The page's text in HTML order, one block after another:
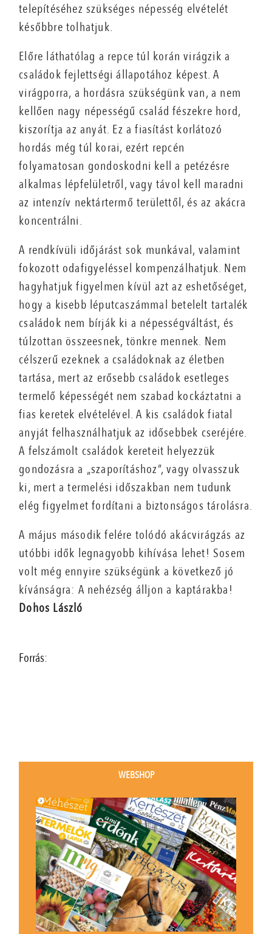
telepítéséhez szükséges népesség elvételét
későbbre tolhatjuk.
Előre láthatólag a repce túl korán virágzik a
családok fejlettségi állapotához képest. A
virágporra, a hordásra szükségünk van, a nem
kellően nagy népességű család fészekre hord,
kiszorítja az anyát. Ez a fiasítást korlátozó
hordás még túl korai, ezért repcén
folyamatosan gondoskodni kell a petézésre
alkalmas lépfelületről, vagy távol kell maradni
az intenzív nektártermő területtől, és az akácra
koncentrálni.
A rendkívüli időjárást sok munkával, valamint
fokozott odafigyeléssel kompenzálhatjuk. Nem
hagyhatjuk figyelmen kívül azt az eshetőséget,
hogy a kisebb léputcaszámmal betelelt tartalék
családok nem bírják ki a népességváltást, és
túlzottan összeesnek, tönkre mennek. Nem
célszerű ezeknek a családoknak az életben
tartása, mert az erősebb családok esetleges
termelő képességét nem szabad kockáztatni a
fias keretek elvételével. A kis családok fiatal
anyját felhasználhatjuk az idősebbek cseréjére.
A felszámolt családok kereteit helyezzük
gondozásra a „szaporításhoz”, vagy olvasszuk
ki, mert a termelési időszakban nem tudunk
elég figyelmet fordítani a biztonságos tárolásra.
A május második felére tolódó akácvirágzás az
utóbbi idők legnagyobb kihívása lehet! Sosem
volt még ennyire szükségünk a következő jó
kívánságra: A nehézség álljon a kaptárakba!
Dohos László
Forrás:
WEBSHOP